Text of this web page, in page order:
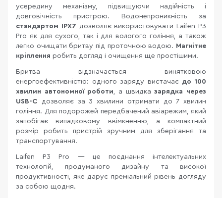
усередину механізму, підвищуючи надійність і
довговічність пристрою. Водонепроникність за
стандартом IPX7 дозволяє використовувати Laifen P3
Pro як для сухого, так і для вологого гоління, а також
легко очищати бритву під проточною водою. Магнітне
кріплення робить догляд і очищення ще простішими.
Бритва відзначається винятковою
енергоефективністю: одного заряду вистачає до 100
хвилин автономної роботи, а швидказарядка
через
USB-C дозволяє за 3 хвилини отримати до 7 хвилин
гоління. Для подорожей передбачений авіарежим, який
запобігає випадковому ввімкненню, а компактний
розмір робить пристрій зручним для зберігання та
транспортування.
Laifen P3 Pro — це поєднання інтелектуальних
технологій, продуманого дизайну та високої
продуктивності, яке дарує преміальний рівень догляду
за собою щодня.